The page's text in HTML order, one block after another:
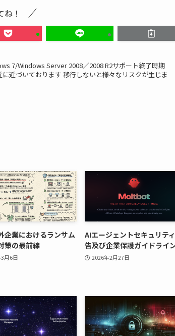
！
7/Windows Server 2008／2008 R2サポート終了時期
に近づいております 移行しないと様々なリスクが生じま
企業におけるランサム
策の最前線
月6日
AIエージェントセキュリテ
告及び企業保護ガイドライ
2026年2月27日